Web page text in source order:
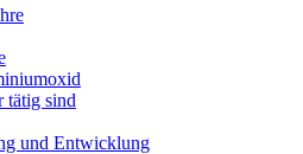
tätig sind
und Entwicklung